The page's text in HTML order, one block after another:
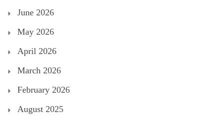
June 2026
May 2026
April 2026
March 2026
February 2026
August 2025